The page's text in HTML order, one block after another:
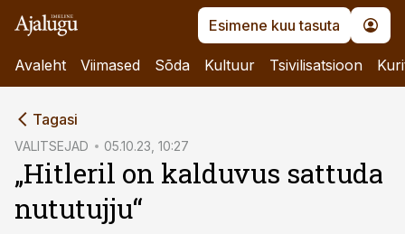
Esimene kuu tasuta
Avaleht Viimased Sõda Kultuur Tsivilisatsioon
Tagasi
VALITSEJAD 05.10.23, 10:27
„Hitleril on kalduvus sattuda
nututujju“